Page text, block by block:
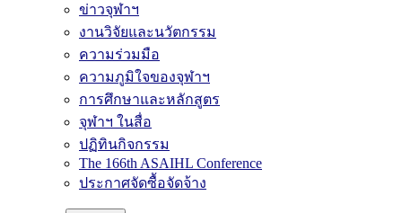
ข่าวจุฬาฯ
งานวิจัยและนวัตกรรม
ความร่วมมือ
ความภูมิใจของจุฬาฯ
การศึกษาและหลักสูตร
จุฬาฯ ในสื่อ
ปฏิทินกิจกรรม
The 166th ASAIHL Conference
ประกาศจัดซื้อจัดจ้าง